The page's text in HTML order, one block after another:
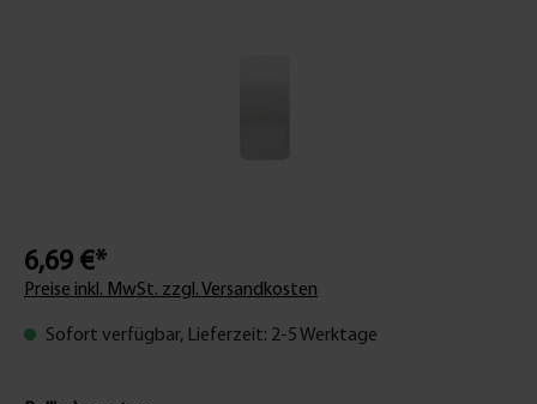
6,69 €*
Preise inkl. MwSt. zzgl. Versandkosten
Sofort verfügbar, Lieferzeit: 2-5 Werktage